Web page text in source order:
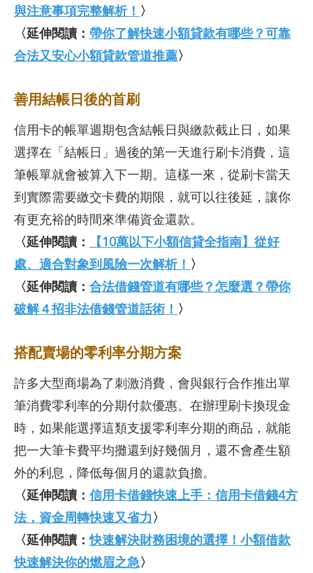
與注意事項完整解析！ 〉
〈延伸閱讀： 帶你了解快速小額貸款有哪些？可靠
合法又安心小額貸款管道推薦〉
善用結帳日後的首刷
信用卡的帳單週期包含結帳日與繳款截止日，如果
選擇在「結帳日」過後的第一天進行刷卡消費，這
筆帳單就會被算入下一期。這樣一來，從刷卡當天
到實際需要繳交卡費的期限，就可以往後延，讓你
有更充裕的時間來準備資金還款。
〈延伸閱讀：
【10萬以下小額信貸全指南】從好
處、適合對象到風險一次解析！ 〉
〈延伸閱讀： 合法借錢管道有哪些？怎麼選？帶你
破解４招非法借錢管道話術！ 〉
搭配賣場的零利率分期方案
許多大型商場為了刺激消費，會與銀行合作推出單
筆消費零利率的分期付款優惠。在辦理刷卡換現金
時，如果能選擇這類支援零利率分期的商品，就能
把一大筆卡費平均攤還到好幾個月，還不會產生額
外的利息，降低每個月的還款負擔。
〈延伸閱讀： 信用卡借錢快速上手：信用卡借錢4方
法，資金周轉快速又省力〉
〈延伸閱讀：快速解決財務困境的選擇！小額借款
快速解決你的燃眉之急〉